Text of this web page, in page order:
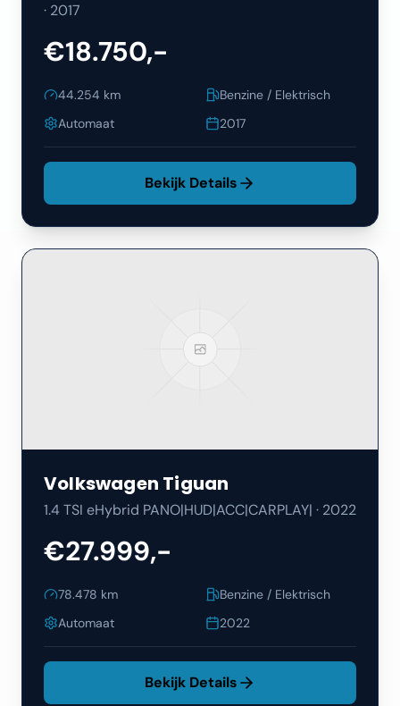
· 2017
€18.750,-
44.254 km
Benzine / Elektrisch
Automaat
2017
Bekijk Details
Volkswagen Tiguan
1.4 TSI eHybrid PANO|HUD|ACC|CARPLAY| · 2022
€27.999,-
78.478 km
Benzine / Elektrisch
Automaat
2022
Bekijk Details